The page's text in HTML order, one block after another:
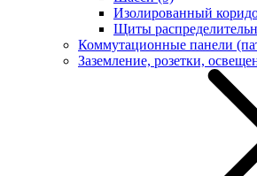
Изолированный
Щиты
Коммутационные панели
Заземление, розетки,